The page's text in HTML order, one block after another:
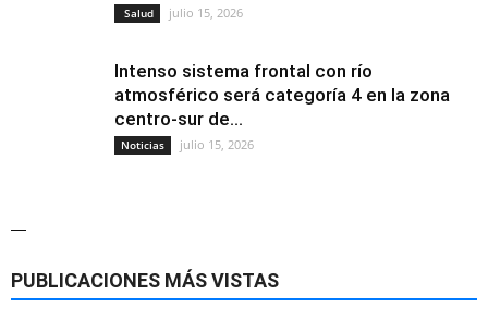
Salud julio 15, 2026
Intenso sistema frontal con río
atmosférico será categoría 4 en la zona
centro-sur de...
Noticias julio 15, 2026
—
PUBLICACIONES MÁS VISTAS